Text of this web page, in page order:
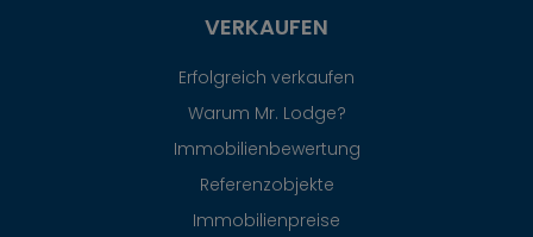
VERKAUFEN
Erfolgreich verkaufen
Warum Mr. Lodge?
Immobilienbewertung
Referenzobjekte
Immobilienpreise